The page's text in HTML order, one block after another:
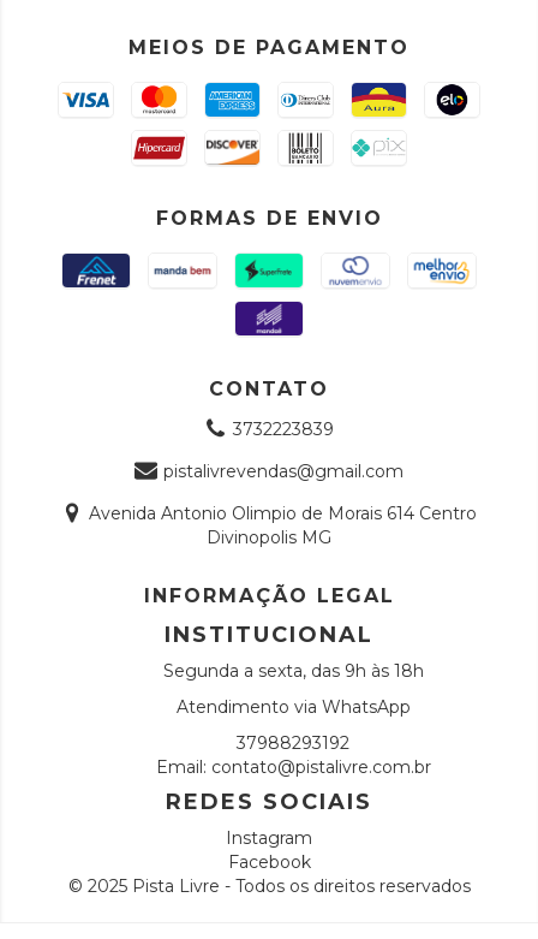
MEIOS DE PAGAMENTO
FORMAS DE ENVIO
CONTATO
3732223839
pistalivrevendas@gmail.com
Avenida Antonio Olimpio de Morais 614 Centro
Divinopolis MG
INFORMAÇÃO LEGAL
INSTITUCIONAL
Segunda a sexta, das 9h às 18h
Atendimento via WhatsApp
37988293192
Email: contato@pistalivre.com.br
REDES SOCIAIS
Instagram
Facebook
© 2025 Pista Livre - Todos os direitos reservados